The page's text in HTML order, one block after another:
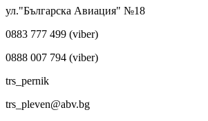
ул."Българска Авиация" №18
0883 777 499 (viber)
0888 007 794 (viber)
trs_pernik
trs_pleven@abv.bg